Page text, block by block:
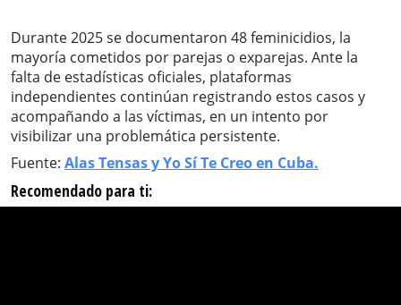
Durante 2025 se documentaron 48 feminicidios, la
mayoría cometidos por parejas o exparejas. Ante la
falta de estadísticas oficiales, plataformas
independientes continúan registrando estos casos y
acompañando a las víctimas, en un intento por
visibilizar una problemática persistente.
Fuente: Alas Tensas y Yo Sí Te Creo en Cuba.
Recomendado para ti: